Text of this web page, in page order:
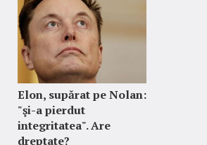
Elon, supărat pe Nolan:
"şi-a pierdut
integritatea". Are
dreptate?